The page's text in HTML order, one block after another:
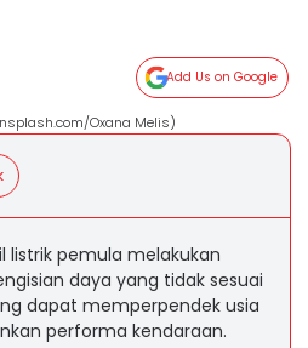
Add Us on Google
Oxana Melis)
listrik pemula melakukan
daya yang tidak sesuai
dapat memperpendek usia
performa kendaraan.